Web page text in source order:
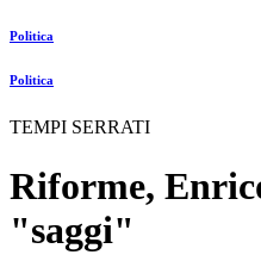
Politica
Politica
TEMPI SERRATI
Riforme,
"saggi"